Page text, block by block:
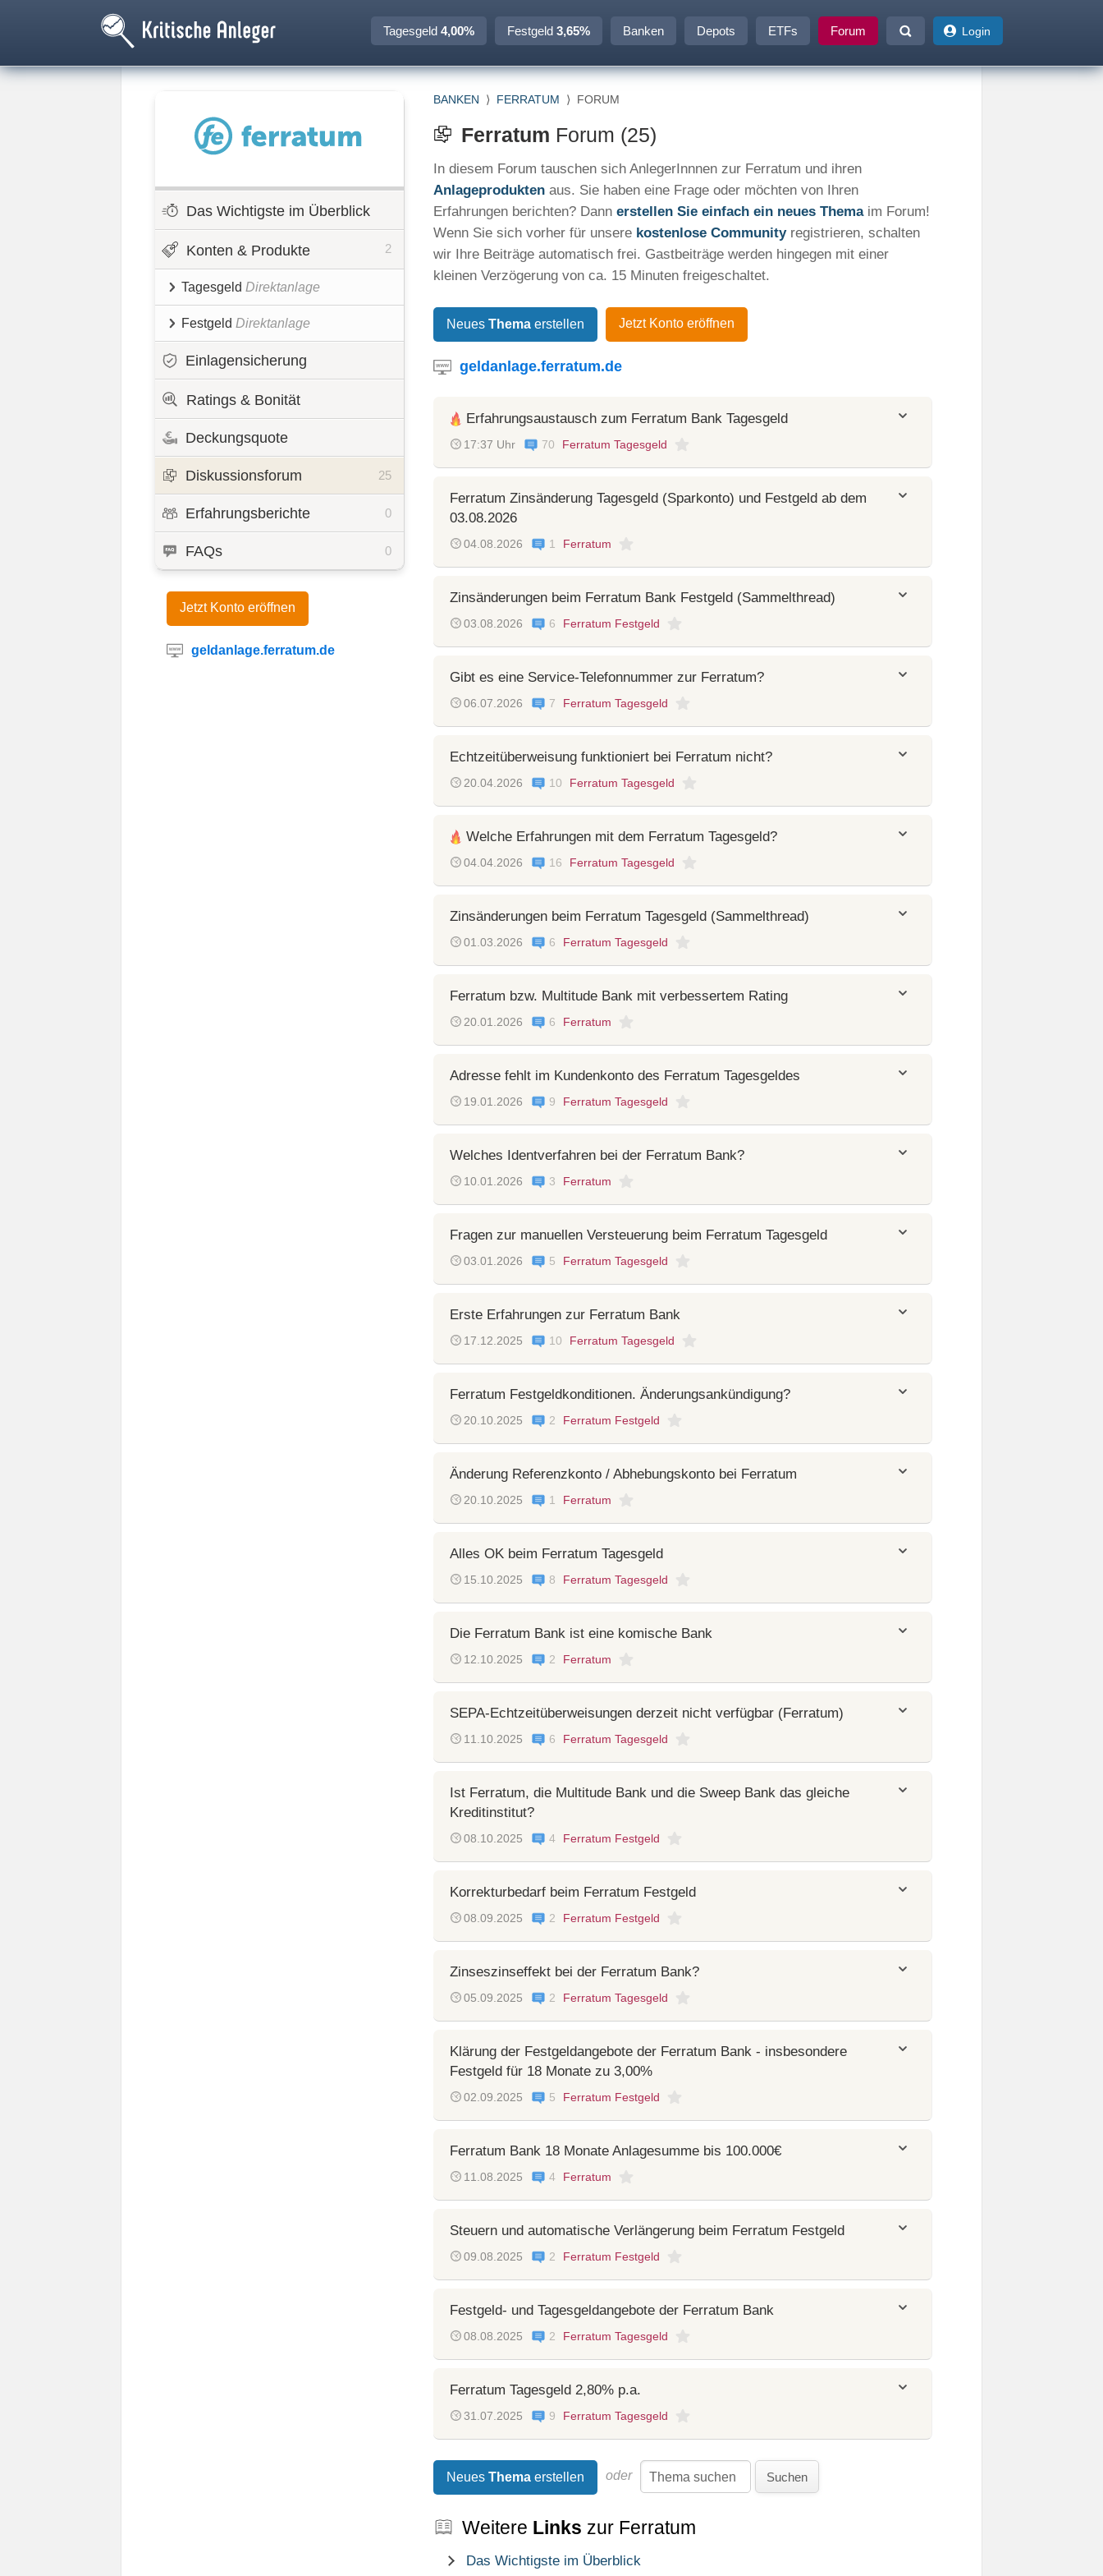
Tagesgeld 4,00% Festgeld 3,65% Banken Depots ETFs Forum Login
Das Wichtigste im Überblick
Konten & Produkte 2
Tagesgeld Direktanlage
Festgeld Direktanlage
Einlagensicherung
Ratings & Bonität
Deckungsquote
Diskussionsforum 25
Erfahrungsberichte 0
FAQs 0
Jetzt Konto eröffnen
geldanlage.ferratum.de
BANKEN ⟩ FERRATUM ⟩ FORUM
Ferratum Forum (25)
In diesem Forum tauschen sich AnlegerInnnen zur Ferratum und ihren
Anlageprodukten aus. Sie haben eine Frage oder möchten von Ihren
Erfahrungen berichten? Dann erstellen Sie einfach ein neues Themaim Forum!
Wenn Sie sich vorher für unsere kostenlose Communityregistrieren, schalten
wir Ihre Beiträge automatisch frei. Gastbeiträge werden hingegen mit einer
kleinen Verzögerung von ca. 15 Minuten freigeschaltet.
Neues Thema erstellen Jetzt Konto eröffnen
geldanlage.ferratum.de
Erfahrungsaustausch zum Ferratum Bank Tagesgeld
17:37 Uhr 70 Ferratum Tagesgeld
Ferratum Zinsänderung Tagesgeld (Sparkonto) und Festgeld ab dem
03.08.2026
04.08.2026 1 Ferratum
Zinsänderungen beim Ferratum Bank Festgeld (Sammelthread)
03.08.2026 6 Ferratum Festgeld
Gibt es eine Service-Telefonnummer zur Ferratum?
06.07.2026 7 Ferratum Tagesgeld
Echtzeitüberweisung funktioniert bei Ferratum nicht?
20.04.2026 10 Ferratum Tagesgeld
Welche Erfahrungen mit dem Ferratum Tagesgeld?
04.04.2026 16 Ferratum Tagesgeld
Zinsänderungen beim Ferratum Tagesgeld (Sammelthread)
01.03.2026 6 Ferratum Tagesgeld
Ferratum bzw. Multitude Bank mit verbessertem Rating
20.01.2026 6 Ferratum
Adresse fehlt im Kundenkonto des Ferratum Tagesgeldes
19.01.2026 9 Ferratum Tagesgeld
Welches Identverfahren bei der Ferratum Bank?
10.01.2026 3 Ferratum
Fragen zur manuellen Versteuerung beim Ferratum Tagesgeld
03.01.2026 5 Ferratum Tagesgeld
Erste Erfahrungen zur Ferratum Bank
17.12.2025 10 Ferratum Tagesgeld
Ferratum Festgeldkonditionen. Änderungsankündigung?
20.10.2025 2 Ferratum Festgeld
Änderung Referenzkonto / Abhebungskonto bei Ferratum
20.10.2025 1 Ferratum
Alles OK beim Ferratum Tagesgeld
15.10.2025 8 Ferratum Tagesgeld
Die Ferratum Bank ist eine komische Bank
12.10.2025 2 Ferratum
SEPA-Echtzeitüberweisungen derzeit nicht verfügbar (Ferratum)
11.10.2025 6 Ferratum Tagesgeld
Ist Ferratum, die Multitude Bank und die Sweep Bank das gleiche
Kreditinstitut?
08.10.2025 4 Ferratum Festgeld
Korrekturbedarf beim Ferratum Festgeld
08.09.2025 2 Ferratum Festgeld
Zinseszinseffekt bei der Ferratum Bank?
05.09.2025 2 Ferratum Tagesgeld
Klärung der Festgeldangebote der Ferratum Bank - insbesondere
Festgeld für 18 Monate zu 3,00%
02.09.2025 5 Ferratum Festgeld
Ferratum Bank 18 Monate Anlagesumme bis 100.000€
11.08.2025 4 Ferratum
Steuern und automatische Verlängerung beim Ferratum Festgeld
09.08.2025 2 Ferratum Festgeld
Festgeld- und Tagesgeldangebote der Ferratum Bank
08.08.2025 2 Ferratum Tagesgeld
Ferratum Tagesgeld 2,80% p.a.
31.07.2025 9 Ferratum Tagesgeld
Neues Thema erstellen oder Suchen
Weitere Links zur Ferratum
Das Wichtigste im Überblick